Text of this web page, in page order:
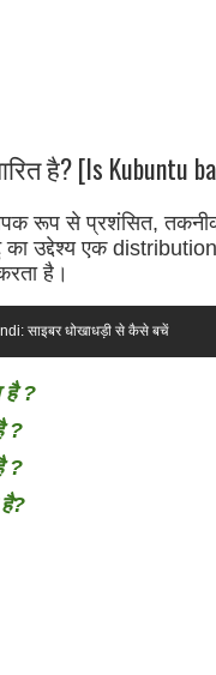
है? [Is Kubuntu
रूप से प्रशंसित,
उद्देश्य एक
है।
साइबर धोखाधड़ी से कैसे बचें
है ?
?
?
है?